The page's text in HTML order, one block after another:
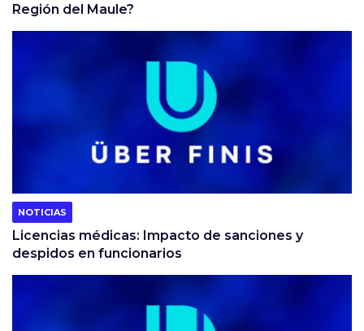
Región del Maule?
NOTICIAS
Licencias médicas: Impacto de sanciones y
despidos en funcionarios